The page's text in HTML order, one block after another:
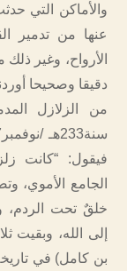
والأماكن التي
عنها من تدمير
الأرواح، وغير
دقيقا وصحيحا
من الزلازل
فيقول: “كانت
الجامع الأموي،
خلقٌ تحت الردم،
إلى الله،
بن كامل) في